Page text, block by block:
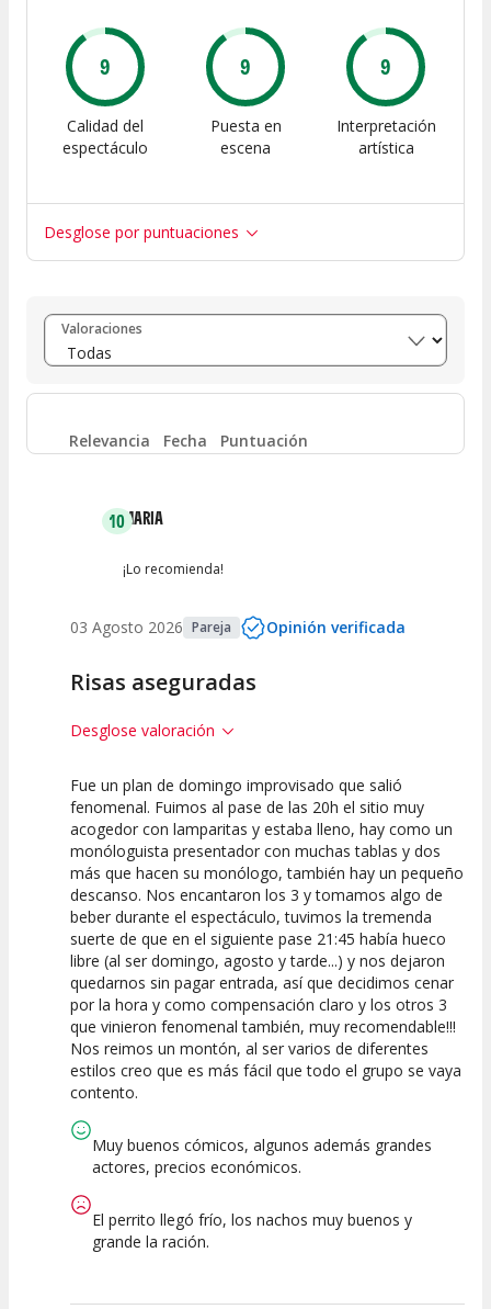
9
Calidad del
espectáculo
9
Puesta en
escena
9
Interpretación
artística
Desglose por puntuaciones
Entre 8 y 10 (0)
Entre 6 y 8 (0)
Entre 4 y 6 0
Valoraciones
Relevancia Fecha Puntuación
10MARIA
¡Lo recomienda!
03 Agosto 2026 Pareja Opinión verificada
Risas aseguradas
Desglose valoración
10
Calidad del
Espectáculo
10
Puesta en
Escena
10
Interpretación
artística
Fue un plan de domingo improvisado que salió
fenomenal. Fuimos al pase de las 20h el sitio muy
acogedor con lamparitas y estaba lleno, hay como un
monóloguista presentador con muchas tablas y dos
más que hacen su monólogo, también hay un pequeño
descanso. Nos encantaron los 3 y tomamos algo de
beber durante el espectáculo, tuvimos la tremenda
suerte de que en el siguiente pase 21:45 había hueco
libre (al ser domingo, agosto y tarde...) y nos dejaron
quedarnos sin pagar entrada, así que decidimos cenar
por la hora y como compensación claro y los otros 3
que vinieron fenomenal también, muy recomendable!!!
Nos reimos un montón, al ser varios de diferentes
estilos creo que es más fácil que todo el grupo se vaya
contento.
Muy buenos cómicos, algunos además grandes
actores, precios económicos.
El perrito llegó frío, los nachos muy buenos y
grande la ración.